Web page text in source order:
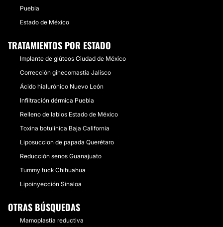
Puebla
Estado de México
TRATAMIENTOS POR ESTADO
Implante de glúteos Ciudad de México
Corrección ginecomastia Jalisco
Ácido hialurónico Nuevo León
Infiltración dérmica Puebla
Relleno de labios Estado de México
Toxina botulínica Baja California
Liposuccion de papada Querétaro
Reducción senos Guanajuato
Tummy tuck Chihuahua
Lipoinyección Sinaloa
OTRAS BÚSQUEDAS
Mamoplastia reductiva